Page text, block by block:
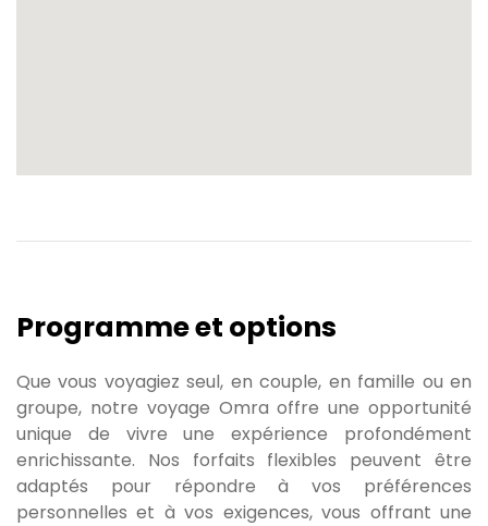
Programme et options
Que vous voyagiez seul, en couple, en famille ou en
groupe, notre voyage Omra offre une opportunité
unique de vivre une expérience profondément
enrichissante. Nos forfaits flexibles peuvent être
adaptés pour répondre à vos préférences
personnelles et à vos exigences, vous offrant une